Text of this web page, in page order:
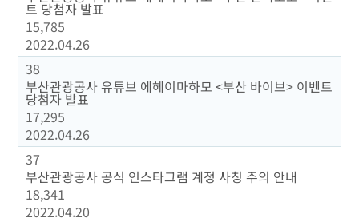
트 당첨자 발표
15,785
2022.04.26
38
부산관광공사 유튜브 에헤이마하모 <부산 바이브> 이벤트
당첨자 발표
17,295
2022.04.26
37
부산관광공사 공식 인스타그램 계정 사칭 주의 안내
18,341
2022.04.20